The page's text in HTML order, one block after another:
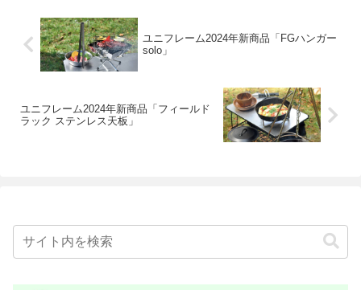
ユニフレーム2024年新商品「FGハンガー
solo」
ユニフレーム2024年新商品「フィールド
ラック ステンレス天板」